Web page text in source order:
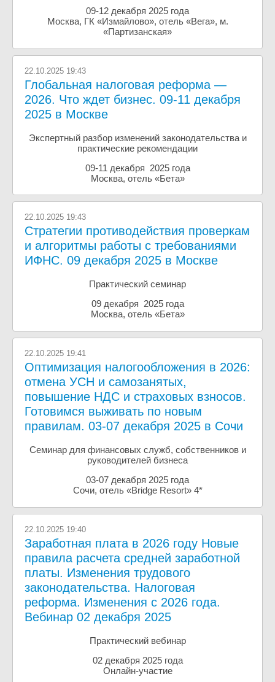
09-12 декабря 2025 года
Москва, ГК «Измайлово», отель «Вега», м.
«Партизанская»
22.10.2025 19:43
Глобальная налоговая реформа —
2026. Что ждет бизнес. 09-11 декабря
2025 в Москве
Экспертный разбор изменений законодательства и
практические рекомендации
09-11 декабря 2025 года
Москва, отель «Бета»
22.10.2025 19:43
Стратегии противодействия проверкам
и алгоритмы работы с требованиями
ИФНС. 09 декабря 2025 в Москве
Практический семинар
09 декабря 2025 года
Москва, отель «Бета»
22.10.2025 19:41
Оптимизация налогообложения в 2026:
отмена УСН и самозанятых,
повышение НДС и страховых взносов.
Готовимся выживать по новым
правилам. 03-07 декабря 2025 в Сочи
Семинар для финансовых служб, собственников и
руководителей бизнеса
03-07 декабря 2025 года
Сочи, отель «Bridge Resort» 4*
22.10.2025 19:40
Заработная плата в 2026 году Новые
правила расчета средней заработной
платы. Изменения трудового
законодательства. Налоговая
реформа. Изменения с 2026 года.
Вебинар 02 декабря 2025
Практический вебинар
02 декабря 2025 года
Онлайн-участие